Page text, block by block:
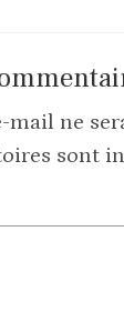
mail ne
sont